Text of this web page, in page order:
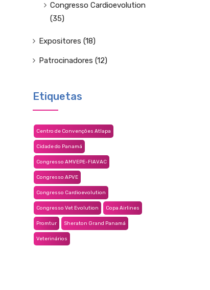
Congresso Cardioevolution
(35)
Expositores (18)
Patrocinadores (12)
Etiquetas
Centro de Convenções Atlapa
Cidade do Panamá
Congresso AMVEPE-FIAVAC
Congresso APVE
Congresso Cardioevolution
Congresso Vet Evolution Copa Airlines
Promtur Sheraton Grand Panamá
Veterinários